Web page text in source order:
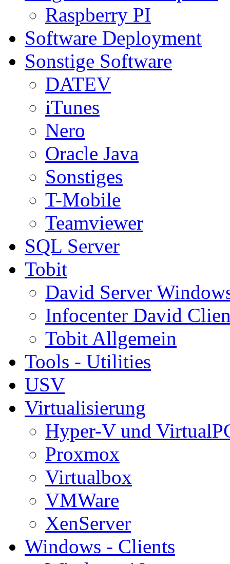
Raspberry PI
Software Deployment
Sonstige Software
DATEV
iTunes
Nero
Oracle Java
Sonstiges
T-Mobile
Teamviewer
SQL Server
Tobit
David Server
Infocenter David
Tobit Allgemein
Tools - Utilities
USV
Virtualisierung
Hyper-V und
Proxmox
Virtualbox
VMWare
XenServer
Windows - Clients